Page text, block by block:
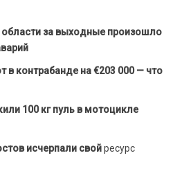
области за выходные произошло
в контрабанде на €203 000 — что
100 кг пуль в мотоцикле
исчерпали свойресурс